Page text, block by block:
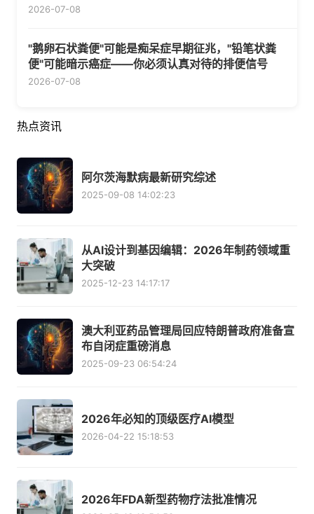
2026-07-08
"鹅卵石状粪便"可能是痴呆症早期征兆，"铅笔状粪
便"可能暗示癌症——你必须认真对待的排便信号
2026-07-08
热点资讯
阿尔茨海默病最新研究综述
2025-09-08 14:02:23
从AI设计到基因编辑：2026年制药领域重
大突破
2025-12-23 14:17:17
澳大利亚药品管理局回应特朗普政府准备宣
布自闭症重磅消息
2025-09-23 06:54:24
2026年必知的顶级医疗AI模型
2026-04-22 15:18:53
2026年FDA新型药物疗法批准情况